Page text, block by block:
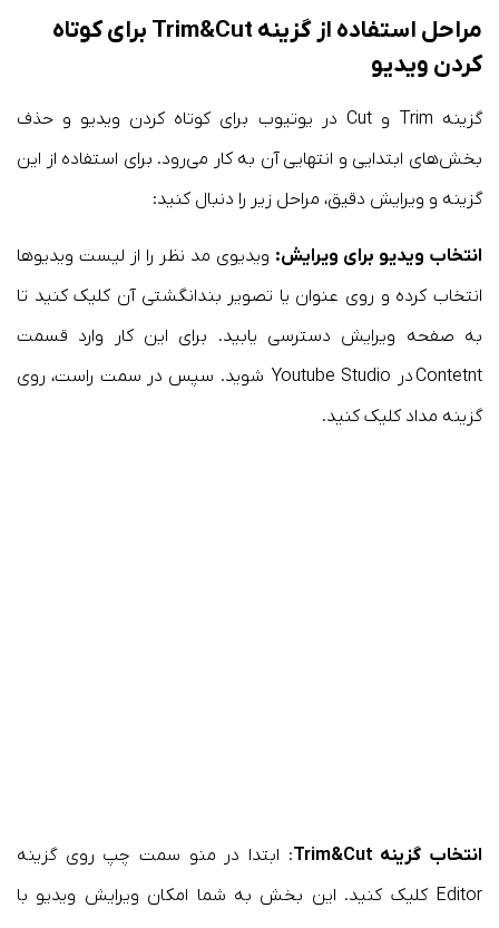
مراحل استفاده از گزینه Trim&Cut برای کوتاه
کردن ویدیو
گزینه Trim و Cut در یوتیوب برای کوتاه کردن ویدیو و حذف
بخش‌های ابتدایی و انتهایی آن به کار می‌رود. برای استفاده از این
گزینه و ویرایش دقیق، مراحل زیر را دنبال کنید:
انتخاب ویدیو برای ویرایش: ویدیوی مد نظر را از لیست ویدیوها
انتخاب کرده و روی عنوان یا تصویر بندانگشتی آن کلیک کنید تا
به صفحه ویرایش دسترسی یابید. برای این کار وارد قسمت
Contetnt در Youtube Studio شوید. سپس در سمت راست، روی
گزینه مداد کلیک کنید.
انتخاب گزینه Trim&Cut
: ابتدا در منو سمت چپ روی گزینه
Editor کلیک کنید. این بخش به شما امکان ویرایش ویدیو با